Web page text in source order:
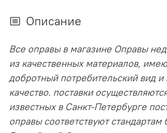
Описание
Все оправы в магазине Оправы
из качественных материалов,
добротный потребительский вид
качество. поставки
известных в Санкт-Петербурге
оправы соответствуют стандартам